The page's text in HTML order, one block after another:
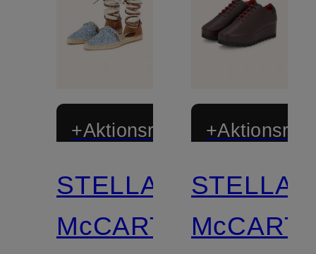
+Aktionsrabatt
STELLA
McCARTNEY
STELLA